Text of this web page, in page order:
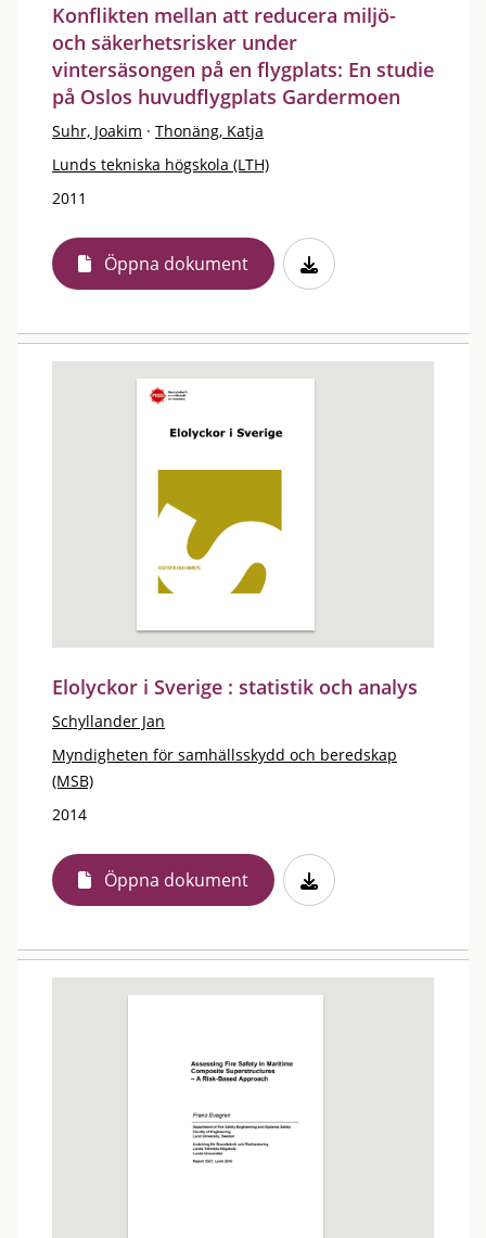
Konflikten mellan att reducera miljö-
och säkerhetsrisker under
vintersäsongen på en flygplats: En studie
på Oslos huvudflygplats Gardermoen
Suhr, Joakim · Thonäng, Katja
Lunds tekniska högskola (LTH)
2011
Öppna dokument
Elolyckor i Sverige : statistik och analys
Schyllander Jan
Myndigheten för samhällsskydd och beredskap
(MSB)
2014
Öppna dokument